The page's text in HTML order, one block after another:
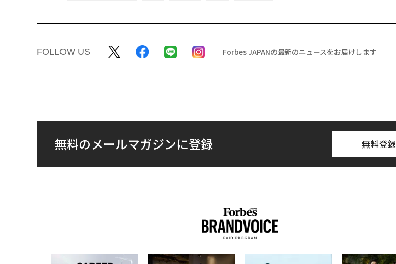
FOLLOW US Forbes JAPANの最新のニュースをお届けします
無料のメールマガジンに登録 無料登録